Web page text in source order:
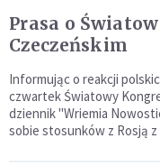
Prasa o
Czeczeńskim
Informując o reakcji
czwartek Światowy
dziennik "Wriemia
sobie stosunków z Rosją